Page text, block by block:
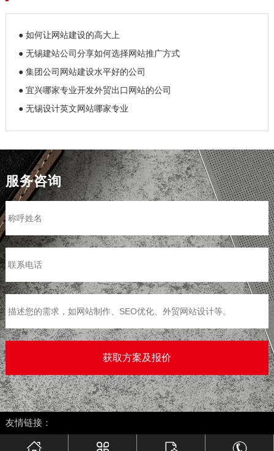
● 如何让网站建设的高大上
● 无锡建站公司分享如何选择网站推广方式
● 集团公司网站建设水平好的公司
● 宜兴哪家专业开发外贸出口网站的公司
● 无锡设计英文网站哪家专业
服务咨询
>
友情链接：